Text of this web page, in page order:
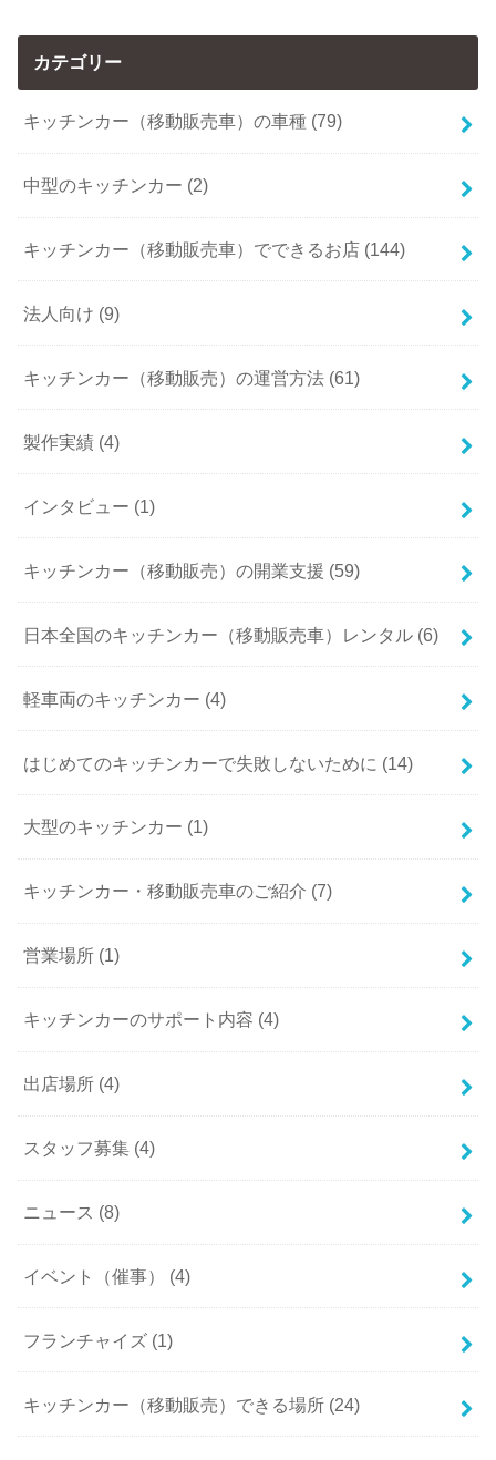
カテゴリー
キッチンカー（移動販売車）の車種 (79)
中型のキッチンカー (2)
キッチンカー（移動販売車）でできるお店 (144)
法人向け (9)
キッチンカー（移動販売）の運営方法 (61)
製作実績 (4)
インタビュー (1)
キッチンカー（移動販売）の開業支援 (59)
日本全国のキッチンカー（移動販売車）レンタル (6)
軽車両のキッチンカー (4)
はじめてのキッチンカーで失敗しないために (14)
大型のキッチンカー (1)
キッチンカー・移動販売車のご紹介 (7)
営業場所 (1)
キッチンカーのサポート内容 (4)
出店場所 (4)
スタッフ募集 (4)
ニュース (8)
イベント（催事） (4)
フランチャイズ (1)
キッチンカー（移動販売）できる場所 (24)